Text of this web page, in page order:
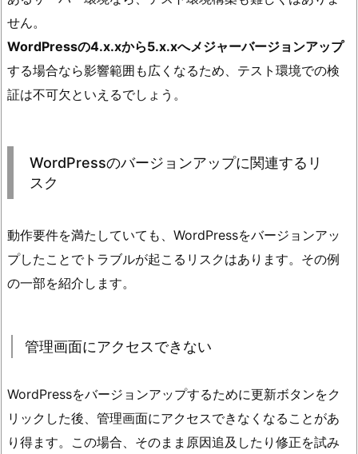
せん。
WordPressの4.x.xから5.x.xへメジャーバージョンアップ
する場合なら影響範囲も広くなるため、テスト環境での検
証は不可欠といえるでしょう。
WordPressのバージョンアップに関連するリ
スク
動作要件を満たしていても、WordPressをバージョンアッ
プしたことでトラブルが起こるリスクはあります。その例
の一部を紹介します。
管理画面にアクセスできない
WordPressをバージョンアップするために更新ボタンをク
リックした後、管理画面にアクセスできなくなることがあ
り得ます。この場合、そのまま原因追及したり修正を試み